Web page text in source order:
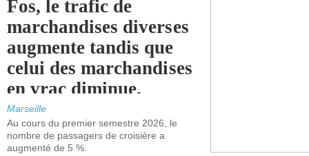
Fos, le trafic de
marchandises diverses
augmente tandis que
celui des marchandises
en vrac diminue.
Marseille
Au cours du premier semestre 2026, le
nombre de passagers de croisière a
augmenté de 5 %.